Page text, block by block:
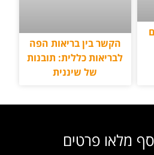
הקשר בין בריאות הפה
לבריאות כללית: תובנות
של שיננית
מלאו פרטים